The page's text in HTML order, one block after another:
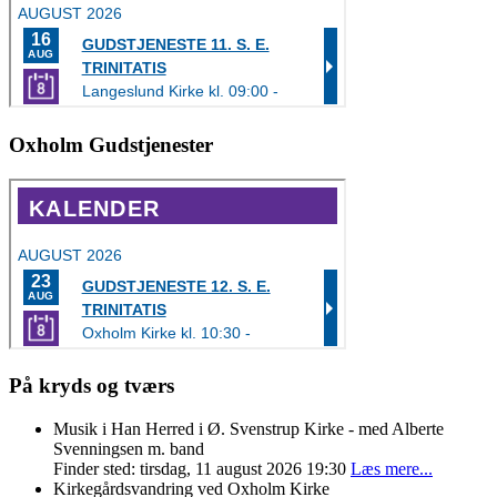
Oxholm Gudstjenester
På kryds og tværs
Musik i Han Herred i Ø. Svenstrup Kirke - med Alberte
Svenningsen m. band
Finder sted: tirsdag, 11 august 2026 19:30 Læs mere...
Kirkegårdsvandring ved Oxholm Kirke